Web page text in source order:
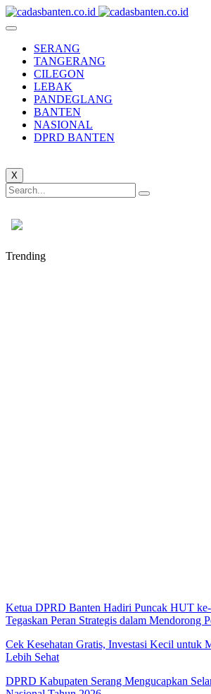
SERANG
TANGERANG
CILEGON
LEBAK
PANDEGLANG
BANTEN
NASIONAL
DPRD BANTEN
X
Trending
Ketua DPRD Banten Hadiri Puncak HUT
Tegaskan Peran Strategis dalam Mendorong
Cek Kesehatan Gratis, Investasi Kecil untuk
Lebih Sehat
DPRD Kabupaten Serang Mengucapkan